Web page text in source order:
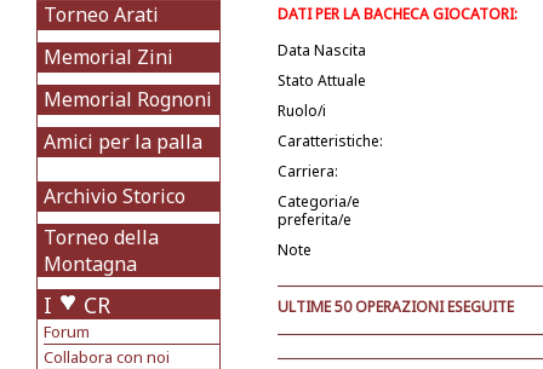
Torneo Arati
Memorial Zini
Memorial Rognoni
Amici per la palla
Archivio Storico
Torneo della
Montagna
I CR
Forum
Collabora con noi
DATI PER LA BACHECA GIOCATORI:
Data Nascita
Stato Attuale
Ruolo/i
Caratteristiche:
Carriera:
Categoria/e
preferita/e
Note
ULTIME 50 OPERAZIONI ESEGUITE